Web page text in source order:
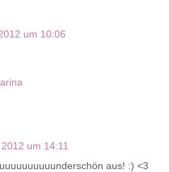
um 10:06
um 14:11
aus! :) <3